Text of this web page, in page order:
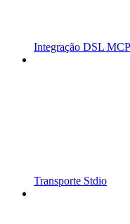
Integração DSL MCP
Transporte Stdio